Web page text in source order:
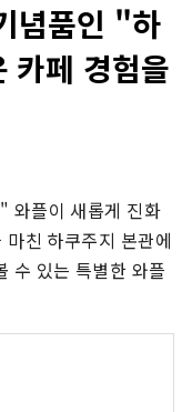
념품인 "하
카페 경험을
와플이 새롭게 진화
친 하쿠주지 본관에
수 있는 특별한 와플